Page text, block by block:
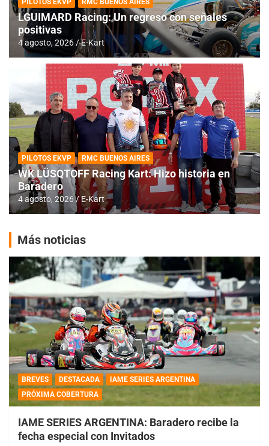
PILOTOS EKVP RMC BUENOS AIRES
LGUIMARD Racing: Un regreso con señales
positivas
4 agosto, 2026 E-Kart
PILOTOS EKVP RMC BUENOS AIRES
WK LÜSQTOFF Racing Kart: Hizo historia en
Baradero
4 agosto, 2026 E-Kart
Más noticias
BREVES DESTACADA
IAME SERIES ARGENTINA
PRÓXIMA COBERTURA
IAME SERIES ARGENTINA: Baradero recibe la
fecha especial con Invitados